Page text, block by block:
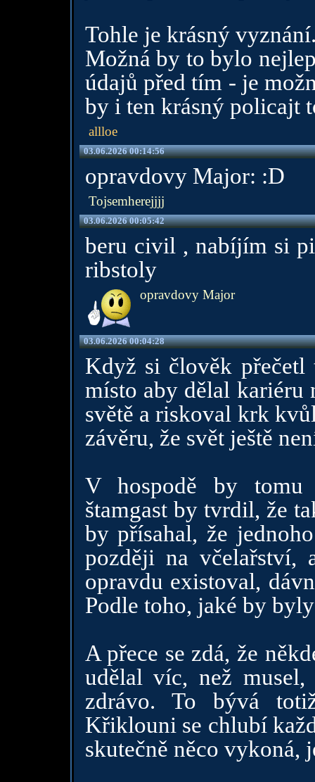
Tohle je krásný
Možná by to bylo
údajů před tím - je
by i ten krásný policajt
allloe
03.06.2026 00:14:56
opravdovy Major: :D
Tojsemherejjjj
03.06.2026 00:05:42
beru civil , nabíjím si
ribstoly
opravdovy Major
03.06.2026 00:04:28
Když si člověk
místo aby dělal kariéru
světě a riskoval krk
závěru, že svět ještě
V hospodě by tomu
štamgast by tvrdil, že
by přísahal, že
později na
opravdu existoval,
Podle toho, jaké by
A přece se zdá, že
udělal víc, než
zdrávo. To bývá
Křiklouni se chlubí
skutečně něco vykoná,